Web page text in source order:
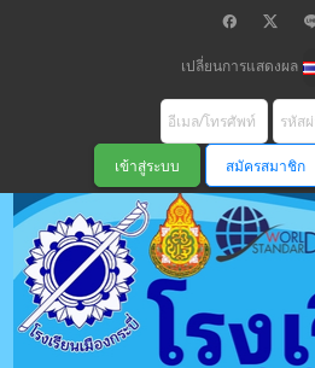
เปลี่ยนการแสดงผล
สมัครสมาชิก
โรงเรี